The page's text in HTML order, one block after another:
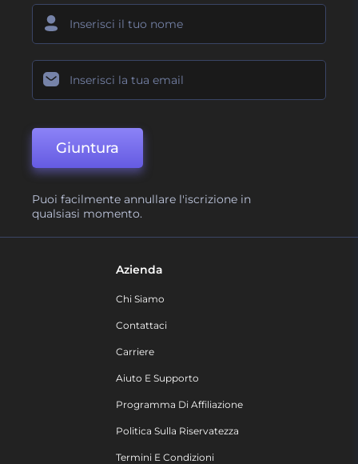
Giuntura
Puoi facilmente annullare l'iscrizione in
qualsiasi momento.
Azienda
Chi Siamo
Contattaci
Carriere
Aiuto E Supporto
Programma Di Affiliazione
Politica Sulla Riservatezza
Termini E Condizioni